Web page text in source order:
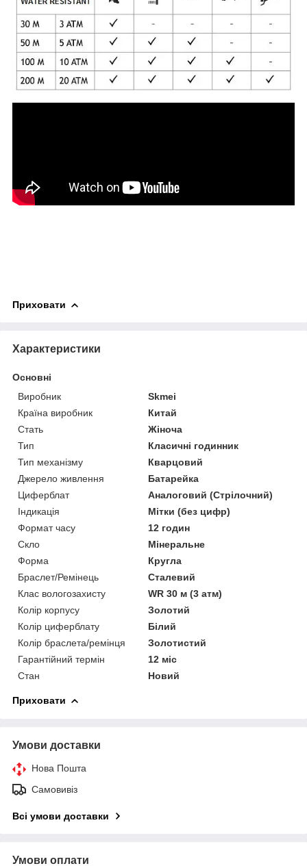
Приховати
Характеристики
Основні
Виробник
Skmei
Країна виробник
Китай
Стать
Жіноча
Тип
Класичні годинник
Тип механізму
Кварцовий
Джерело живлення
Батарейка
Циферблат
Аналоговий (Стрілочний)
Індикація
Мітки (без цифр)
Формат часу
12 годин
Скло
Мінеральне
Форма
Кругла
Браслет/Ремінець
Сталевий
Клас вологозахисту
WR 30 м (3 атм)
Колір корпусу
Золотий
Колір циферблату
Білий
Колір браслета/ремінця
Золотистий
Гарантійний термін
12 міс
Стан
Новий
Приховати
Умови доставки
Нова Пошта
Самовивіз
Всі умови доставки
Умови оплати